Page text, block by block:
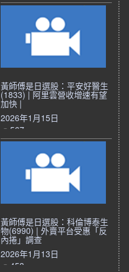
黃師傅是日選股：平安好醫生
(1833) | 阿里雲營收增速有望
加快 |
2026年1月15日
567
黃師傅是日選股：科倫博泰生
物(6990) | 外賣平台受惠「反
內捲」調查
2026年1月13日
453